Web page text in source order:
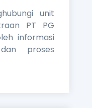
unit
PT PG
informasi
proses